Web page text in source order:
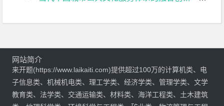
网站简介
来开题(https://www.laikaiti.com)提供超过100万的计算机类、电
子信息类、机械机电类、理工学类、经济学类、管理学类、文学
教育类、法学类、交通运输类、材料类、海洋工程类、土木建筑